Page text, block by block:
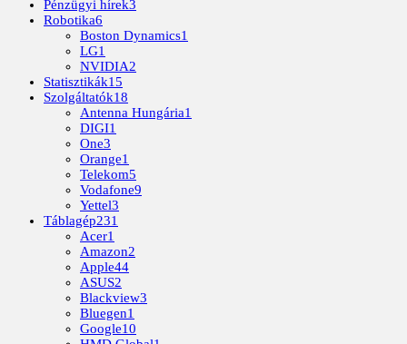
Pénzügyi hírek3
Robotika6
Boston Dynamics1
LG1
NVIDIA2
Statisztikák15
Szolgáltatók18
Antenna Hungária1
DIGI1
One3
Orange1
Telekom5
Vodafone9
Yettel3
Táblagép231
Acer1
Amazon2
Apple44
ASUS2
Blackview3
Bluegen1
Google10